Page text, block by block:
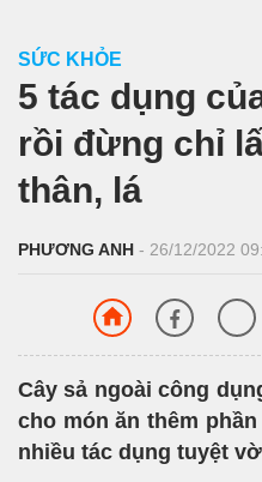
SỨC KHỎE
5 tác dụng
rồi đừng chỉ
thân, lá
PHƯƠNG ANH - 26/12/2022
Cây sả ngoài công
cho món ăn thêm
nhiều tác dụng tuyệt